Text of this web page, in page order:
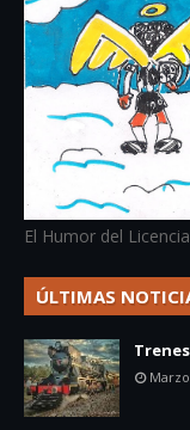
El Humor del
ÚLTIMAS